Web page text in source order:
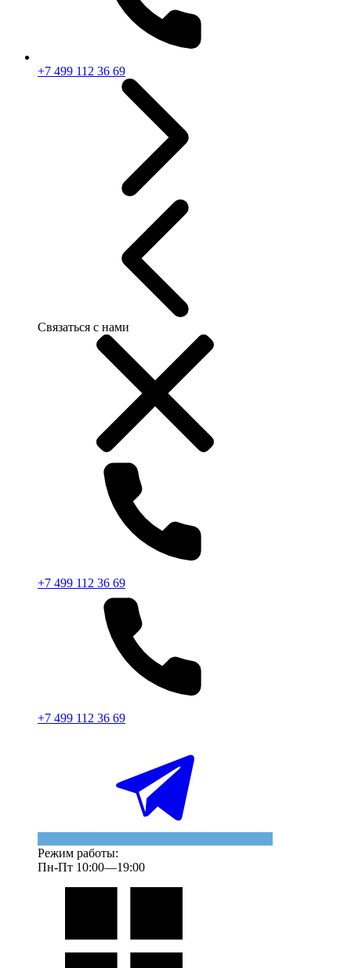
+7 499 112 36 69
Связаться с нами
+7 499 112 36 69
+7 499 112 36 69
Режим работы:
Пн-Пт 10:00—19:00